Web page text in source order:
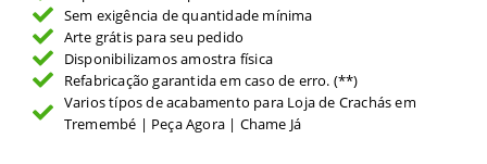
Sem exigência de quantidade mínima
Arte grátis para seu pedido
Disponibilizamos amostra física
Refabricação garantida em caso de erro. (**)
Varios típos de acabamento para Loja de Crachás em
Tremembé | Peça Agora | Chame Já